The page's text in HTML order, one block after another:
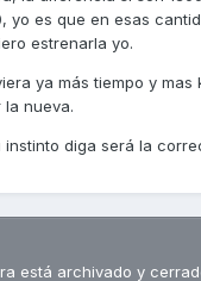
yo es que en esas
estrenarla yo.
ya más tiempo y mas
la nueva.
diga será la
está archivado y